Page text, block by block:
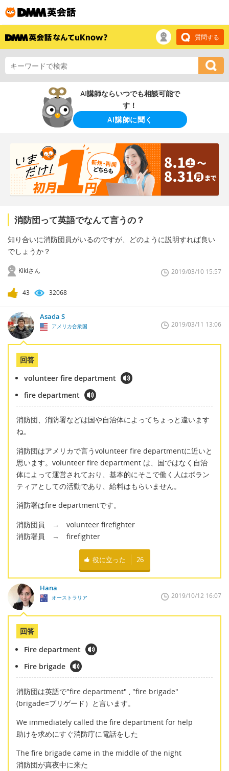
質問する
AI講師ならいつでも相談可能で
す！
AI講師に聞く
消防団って英語でなんて言うの？
知り合いに消防団員がいるのですが、どのように説明すれば良い
でしょうか？
Kikiさん 2019/03/10 15:57
43 32068
Asada S
アメリカ合衆国 2019/03/11 13:06
回答
volunteer fire department
fire department
消防団、消防署などは国や自治体によってちょっと違います
ね。
消防団はアメリカで言うvolunteer fire departmentに近いと
思います。volunteer fire department は、国ではなく自治
体によって運営されており、基本的にそこで働く人はボラン
ティアとしての活動であり、給料はもらいません。
消防署はfire departmentです。
消防団員 → volunteer firefighter
消防署員 → firefighter
役に立った 26
Hana
オーストラリア 2019/10/12 16:07
回答
Fire department
Fire brigade
消防団は英語で"fire department" , "fire brigade"
(brigade=ブリゲード）と言います。
We immediately called the fire department for help
助けを求めにすぐ消防庁に電話をした
The fire brigade came in the middle of the night
消防団が真夜中に来た